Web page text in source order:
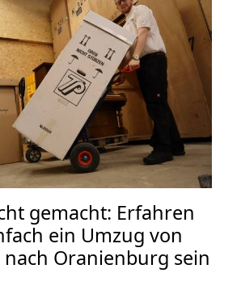
gemacht: Erfahren
ein Umzug von
Oranienburg sein